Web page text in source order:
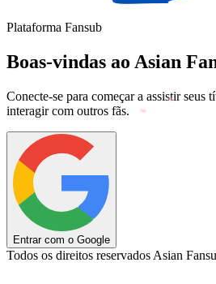
Plataforma Fansub
Boas-vindas ao Asian
Conecte-se para começar a assistir seus
interagir com outros fãs.
Entrar com o Google
Todos os direitos reservados Asian